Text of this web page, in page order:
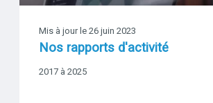
Mis à jour le 26 juin 2023
Nos rapports d'activité
Date
2017 à 2025